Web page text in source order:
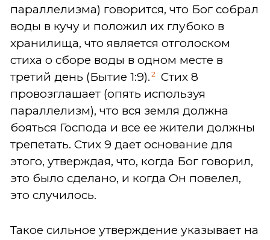
параллелизма) говорится, что Бог собрал
воды в кучу и положил их глубоко в
хранилища, что является отголоском
стиха о сборе воды в одном месте в
третий день (Бытие 1:9). 2
Стих 8
провозглашает (опять используя
параллелизм), что вся земля должна
бояться Господа и все ее жители должны
трепетать. Стих 9 дает основание для
этого, утверждая, что, когда Бог говорил,
это было сделано, и когда Он повелел,
это случилось.
Такое сильное утверждение указывает на